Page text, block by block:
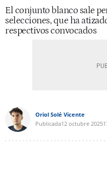
El conjunto blanco sale
selecciones, que ha
respectivos convocados
Oriol Solé Vicente
Publicada12 octubre 2025